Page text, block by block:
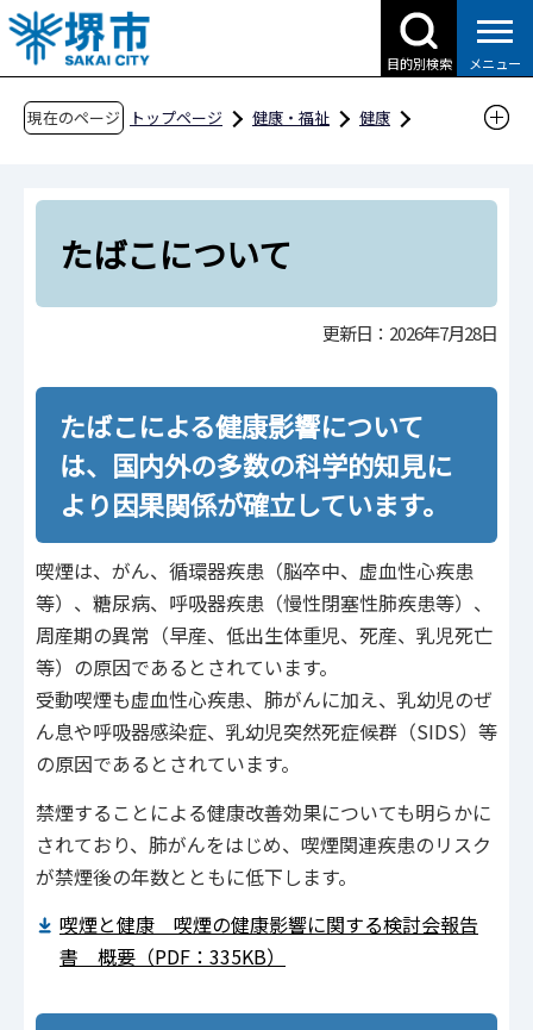
こ
の
ペ
目的別検索 メニュー
現在のページ トップページ 健康・福祉
健康
たばこについて
更新日：2026年7月28日
たばこによる健康影響について
は、国内外の多数の科学的知見に
より因果関係が確立しています。
喫煙は、がん、循環器疾患（脳卒中、虚血性心疾患
等）、糖尿病、呼吸器疾患（慢性閉塞性肺疾患等）、
周産期の異常（早産、低出生体重児、死産、乳児死亡
等）の原因であるとされています。
受動喫煙も虚血性心疾患、肺がんに加え、乳幼児のぜ
ん息や呼吸器感染症、乳幼児突然死症候群（SIDS）等
の原因であるとされています。
禁煙することによる健康改善効果についても明らかに
されており、肺がんをはじめ、喫煙関連疾患のリスク
が禁煙後の年数とともに低下します。
喫煙と健康 喫煙の健康影響に関する検討会報告
書 概要（PDF：335KB）